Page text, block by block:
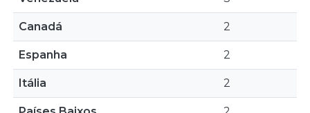
Canadá 2
Espanha 2
Itália 2